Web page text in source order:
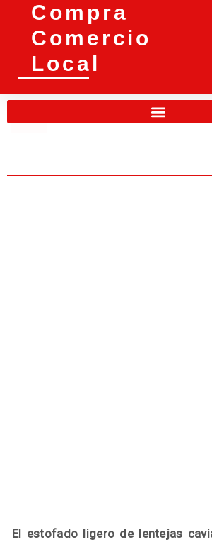
Compra
Comercio
Local
El estofado ligero de lentejas